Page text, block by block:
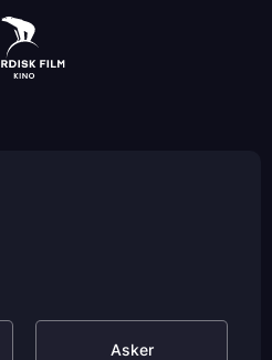
Asker